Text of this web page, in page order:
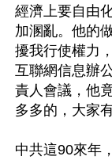
經濟上要自由
加溷亂。他的
擾我行使權力
互聯網信息辦
責人會議，他
多多的，大家
中共這90來年